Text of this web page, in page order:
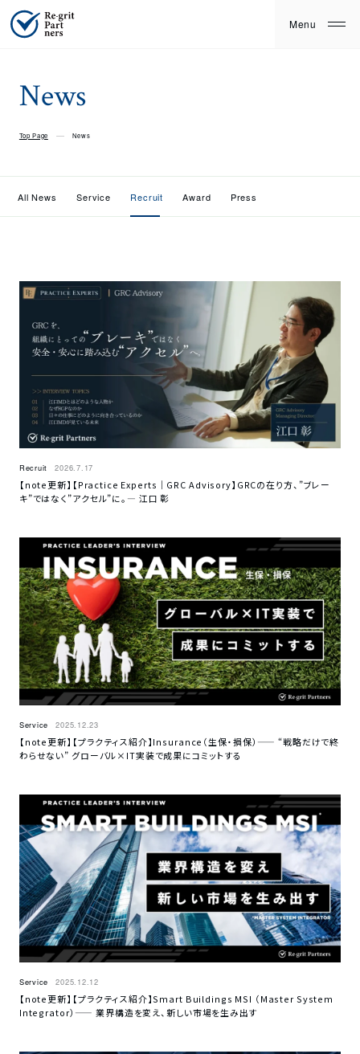
News
Top Page News
All News Service Recruit Award Press
Recruit 2026.7.17
【note更新】【Practice Experts｜GRC Advisory】GRCの在り方、”ブレー
キ”ではなく”アクセル”に。— 江口 彰
Service 2025.12.23
【note更新】【プラクティス紹介】Insurance（生保・損保）—— “戦略だけで終
わらせない” グローバル×IT実装で成果にコミットする
Service 2025.12.12
【note更新】【プラクティス紹介】Smart Buildings MSI （Master System
Integrator）—— 業界構造を変え、新しい市場を生み出す